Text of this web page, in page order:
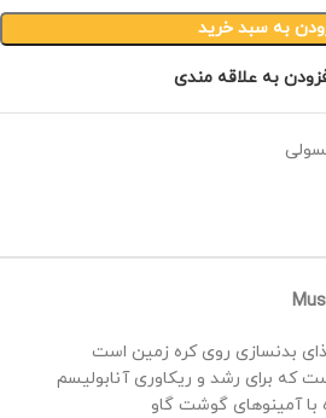
به سبد خرید
به علاقه مندی
بدنسازی روی کره زمین است
که برای رشد و ریکاوری آنابولیسم
با آمینوهای گوشت گاو